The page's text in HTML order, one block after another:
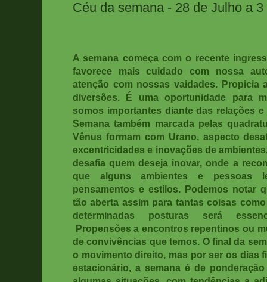
Céu da semana - 28 de Julho a
A semana começa com o recente
favorece mais cuidado com nossa
atenção com nossas vaidades. Propicia
diversões. É uma oportunidade para
somos importantes diante das relações
Semana também marcada pelas
Vênus formam com Urano, aspecto
excentricidades e inovações de
desafia quem deseja inovar, onde a
que alguns ambientes e pessoas
pensamentos e estilos. Podemos notar
tão aberta assim para tantas coisas
determinadas posturas será
Propensões a encontros repentinos ou
de convivências que temos. O final da
o movimento direito, mas por ser os dias
estacionário, a semana é de